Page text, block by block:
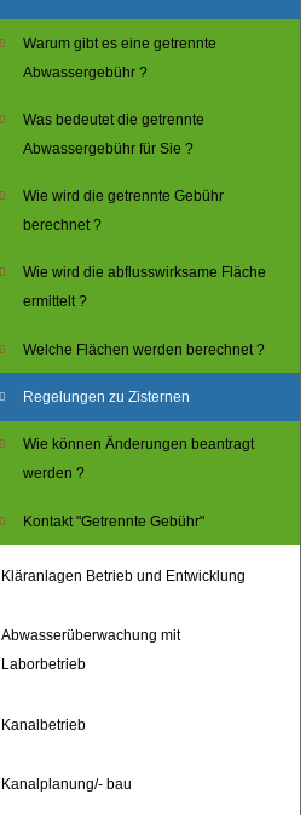
Warum gibt es eine getrennte
Abwassergebühr ?
Was bedeutet die getrennte
Abwassergebühr für Sie ?
Wie wird die getrennte Gebühr
berechnet ?
Wie wird die abflusswirksame Fläche
ermittelt ?
Welche Flächen werden berechnet ?
Regelungen zu Zisternen
Wie können Änderungen beantragt
werden ?
Kontakt "Getrennte Gebühr"
Kläranlagen Betrieb und Entwicklung
Abwasserüberwachung mit
Laborbetrieb
Kanalbetrieb
Kanalplanung/- bau